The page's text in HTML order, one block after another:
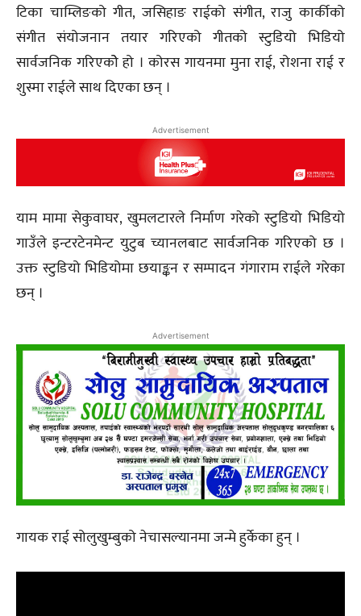
टिका चाम्लिङको गीत, जसिहाङ राईको संगीत, राजु कार्कीको
संगीत संयोजनान तयार गरिएको गीतको स्टुडियो भिडियो
सार्वजनिक गरिएकोे हो । कोरस गायनमा मुना राई, रोशना राई र
शुस्मा राईले साथ दिएका छन् ।
Advertisement
याम मामा सेकुवाघर, खुमलटारले निर्माण गरेको स्टुडियो भिडियो
गाउँले इन्टरटेनमेन्ट युटुब च्यानलबाट सार्वजनिक गरिएको छ ।
उक्त स्टुडियो भिडियोमा छयाङ्कन र सम्पादन गंगाराम राईले गरेका
छन् ।
Advertisement
गायक राई सोलुखुम्बुको नेचासल्यानमा जन्मे हुर्केका हुन् ।